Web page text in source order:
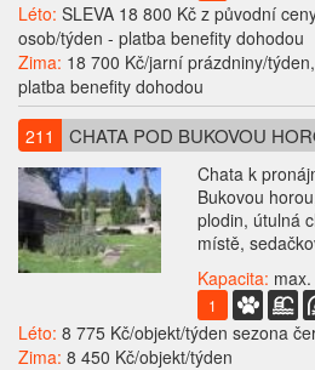
Léto: SLEVA 18 800 Kč z původní
osob/týden - platba benefity dohodou
Zima: 18 700 Kč/jarní prázdniny/
platba benefity dohodou
211 CHATA POD BUKOVOU
Chata k
Bukovou
plodin, útulná
místě,
Kapacita:
1
Léto: 8 775 Kč/objekt/týden sezona
Zima: 8 450 Kč/objekt/týden